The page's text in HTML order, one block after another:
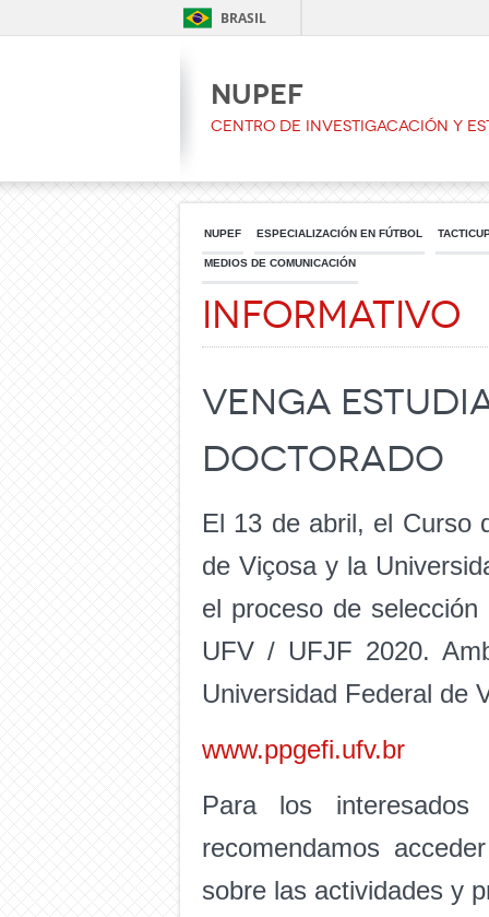
BRASIL
NUPEF
CENTRO DE INVESTIGACACIÓN Y
NUPEF ESPECIALIZACIÓN EN FÚTBOL
MEDIOS DE COMUNICACIÓN
Informativo
Venga
Doctorado
El 13 de abril, el Curso
de Viçosa y la
el proceso de
UFV / UFJF 2020.
Universidad Federal de
www.ppgefi.ufv.br
Para los
recomendamos
sobre las actividades y